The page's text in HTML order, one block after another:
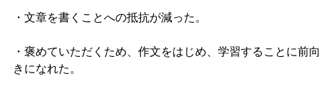
・文章を書くことへの抵抗が減った。
・褒めていただくため、作文をはじめ、学習することに前
きになれた。